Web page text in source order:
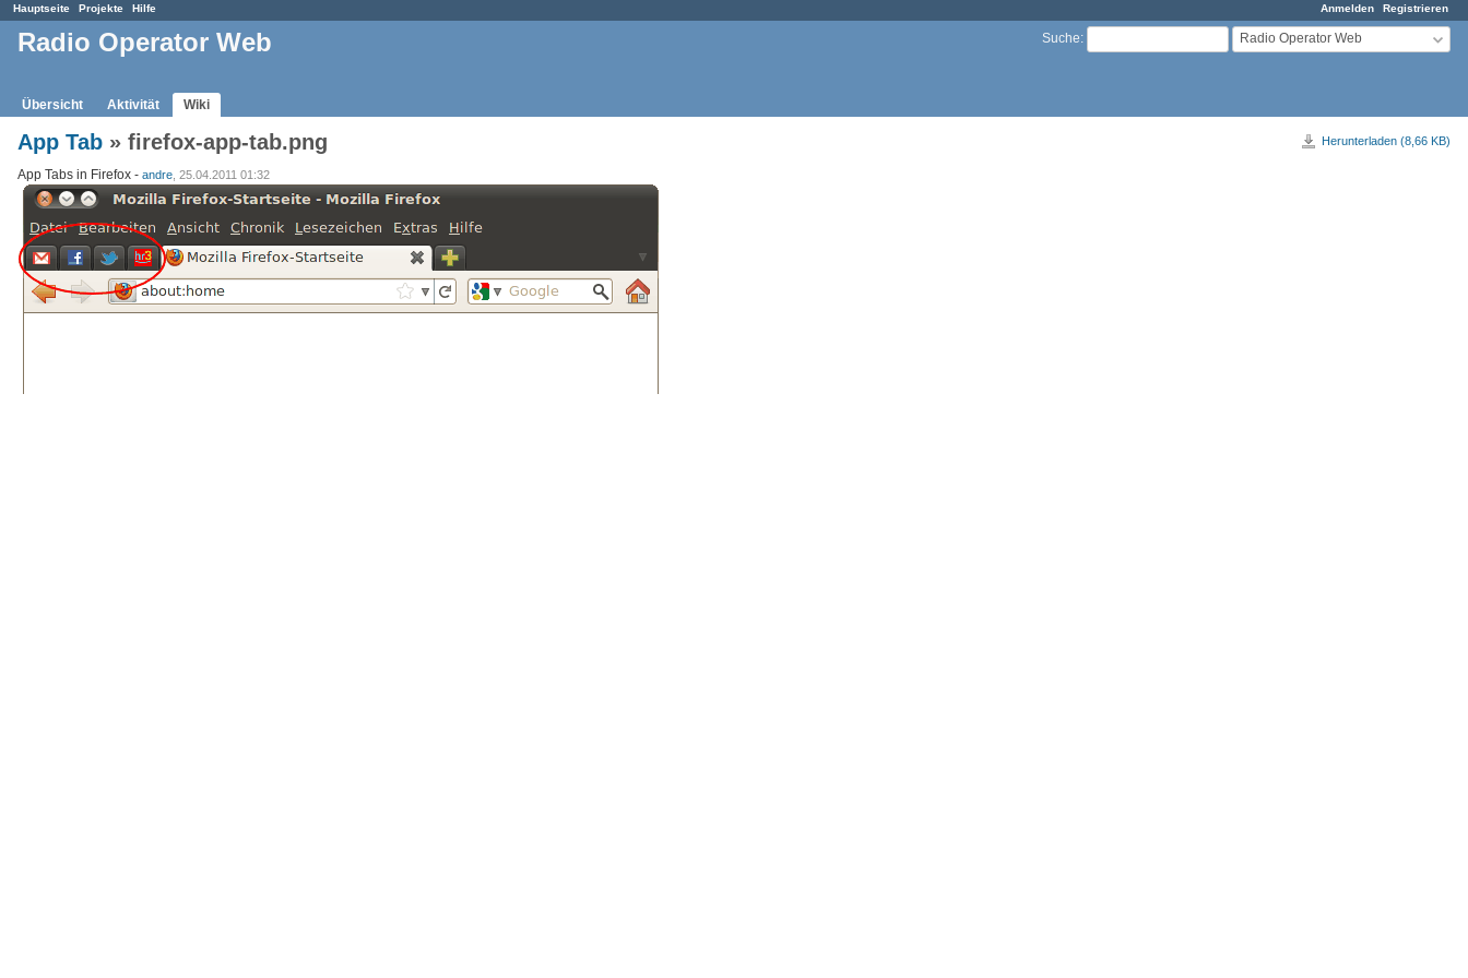
Anmelden Registrieren
Hauptseite Projekte Hilfe
Suche: Radio Operator Web
Radio Operator Web
Übersicht Aktivität Wiki
Herunterladen (8,66 KB)
App Tab » firefox-app-tab.png
App Tabs in Firefox - andre , 25.04.2011 01:32